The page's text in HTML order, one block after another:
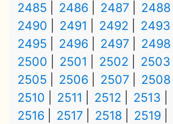
2485
2486 2487 2488
2490
2491 2492 2493
2495
2496 2497 2498
2500
2501 2502 2503
2505
2506 2507 2508
2510
2511 2512 2513
2516
2517 2518 2519